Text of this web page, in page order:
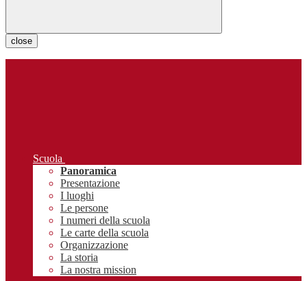
close
Scuola
Panoramica
Presentazione
I luoghi
Le persone
I numeri della scuola
Le carte della scuola
Organizzazione
La storia
La nostra mission